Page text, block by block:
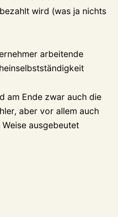
wird (was ja nichts
arbeitende
am Ende zwar auch die
aber vor allem auch
ausgebeutet